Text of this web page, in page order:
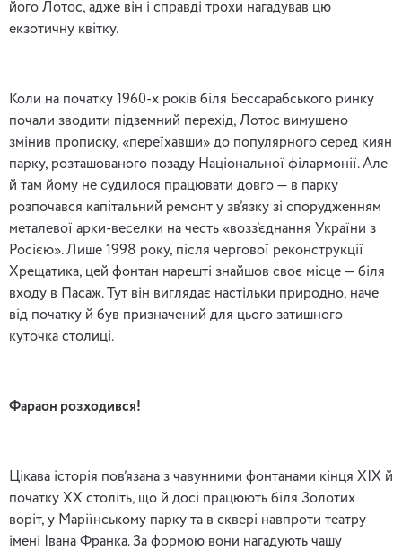
його Лотос, адже він і справді трохи нагадував цю
екзотичну квітку.
Коли на початку 1960-х років біля Бессарабського ринку
почали зводити підземний перехід, Лотос вимушено
змінив прописку, «переїхавши» до популярного серед киян
парку, розташованого позаду Національної філармонії. Але
й там йому не судилося працювати довго — в парку
розпочався капітальний ремонт у зв’язку зі спорудженням
металевої арки-веселки на честь «возз’єднання України з
Росією». Лише 1998 року, після чергової реконструкції
Хрещатика, цей фонтан нарешті знайшов своє місце — біля
входу в Пасаж. Тут він виглядає настільки природно, наче
від початку й був призначений для цього затишного
куточка столиці.
Фараон розходився!
Цікава історія пов’язана з чавунними фонтанами кінця ХІХ й
початку ХХ століть, що й досі працюють біля Золотих
воріт, у Маріїнському парку та в сквері навпроти театру
імені Івана Франка. За формою вони нагадують чашу